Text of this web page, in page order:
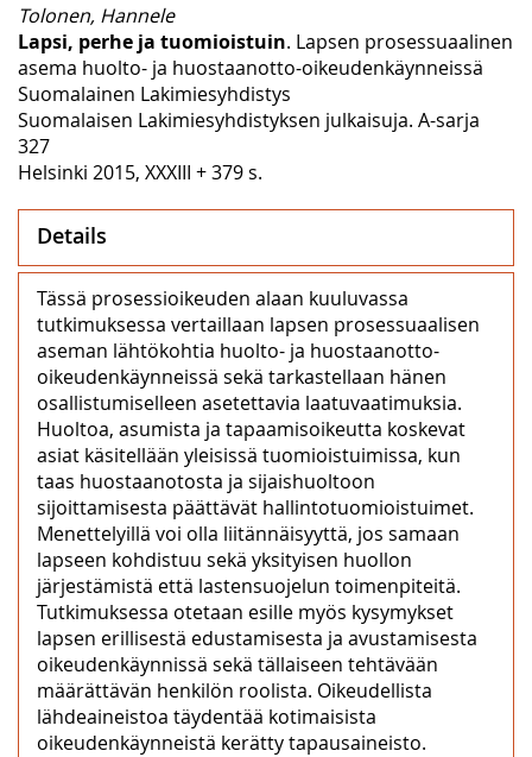
Tolonen, Hannele
Lapsi, perhe ja tuomioistuin. Lapsen prosessuaalinen
asema huolto- ja huostaanotto-oikeudenkäynneissä
Suomalainen Lakimiesyhdistys
Suomalaisen Lakimiesyhdistyksen julkaisuja. A-sarja
327
Helsinki 2015, XXXIII + 379 s.
Details
Tässä prosessioikeuden alaan kuuluvassa
tutkimuksessa vertaillaan lapsen prosessuaalisen
aseman lähtökohtia huolto- ja huostaanotto-
oikeudenkäynneissä sekä tarkastellaan hänen
osallistumiselleen asetettavia laatuvaatimuksia.
Huoltoa, asumista ja tapaamisoikeutta koskevat
asiat käsitellään yleisissä tuomioistuimissa, kun
taas huostaanotosta ja sijaishuoltoon
sijoittamisesta päättävät hallintotuomioistuimet.
Menettelyillä voi olla liitännäisyyttä, jos samaan
lapseen kohdistuu sekä yksityisen huollon
järjestämistä että lastensuojelun toimenpiteitä.
Tutkimuksessa otetaan esille myös kysymykset
lapsen erillisestä edustamisesta ja avustamisesta
oikeudenkäynnissä sekä tällaiseen tehtävään
määrättävän henkilön roolista. Oikeudellista
lähdeaineistoa täydentää kotimaisista
oikeudenkäynneistä kerätty tapausaineisto.